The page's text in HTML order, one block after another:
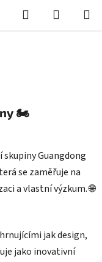
Hledat
KOŠÍK
🏍️
skupiny Guangdong
se zaměřuje na
a vlastní výzkum. 🌐
jak design,
jako inovativní